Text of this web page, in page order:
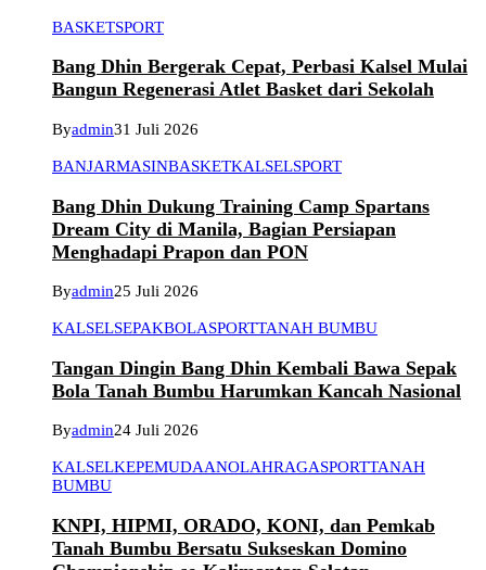
BASKETSPORT
Bang Dhin Bergerak Cepat, Perbasi Kalsel Mulai
Bangun Regenerasi Atlet Basket dari Sekolah
Byadmin31 Juli 2026
BANJARMASINBASKETKALSELSPORT
Bang Dhin Dukung Training Camp Spartans
Dream City di Manila, Bagian Persiapan
Menghadapi Prapon dan PON
Byadmin25 Juli 2026
KALSELSEPAKBOLASPORTTANAH BUMBU
Tangan Dingin Bang Dhin Kembali Bawa Sepak
Bola Tanah Bumbu Harumkan Kancah Nasional
Byadmin24 Juli 2026
KALSELKEPEMUDAANOLAHRAGASPORTTANAH
BUMBU
KNPI, HIPMI, ORADO, KONI, dan Pemkab
Tanah Bumbu Bersatu Sukseskan Domino